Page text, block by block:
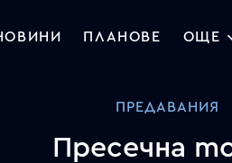
ПЛАНОВЕ ОЩЕ
ПРЕДАВАНИЯ
Пресечна